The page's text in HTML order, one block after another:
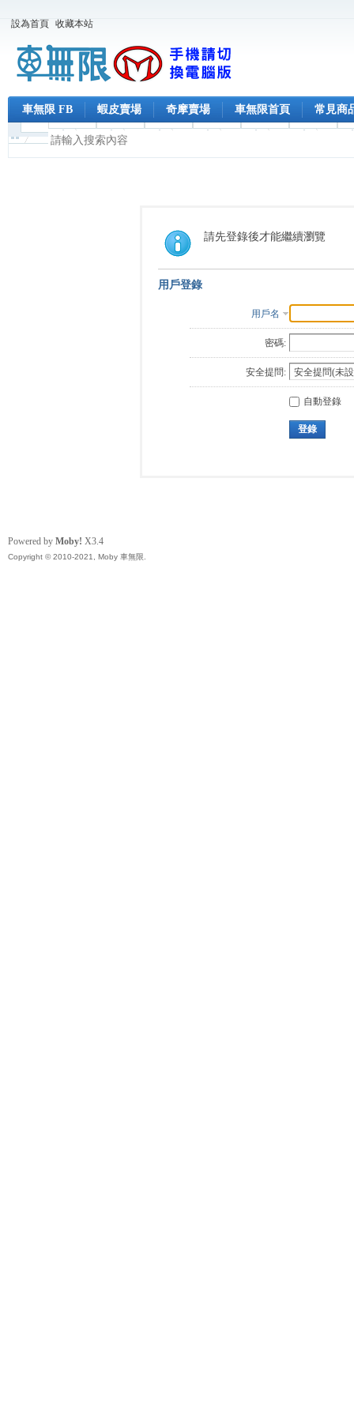
設為首頁 收藏本站
車無限 FB 蝦皮賣場 奇摩賣場 車無限首頁 常見商
請先登錄後才能繼續瀏覽
用戶登錄
用戶名
密碼:
安全提問:
自動登錄
登錄
Powered by Moby! X3.4
Copyright © 2010-2021, Moby 車無限.